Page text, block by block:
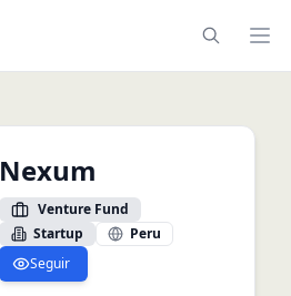
Nexum
Venture Fund
Startup
Peru
Seguir